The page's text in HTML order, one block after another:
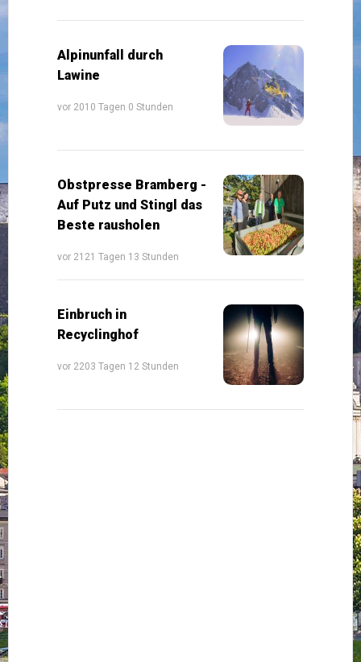
Alpinunfall durch
Lawine
vor 2010 Tagen 0 Stunden
Obstpresse Bramberg -
Auf Putz und Stingl das
Beste rausholen
vor 2121 Tagen 13 Stunden
Einbruch in
Recyclinghof
vor 2203 Tagen 12 Stunden